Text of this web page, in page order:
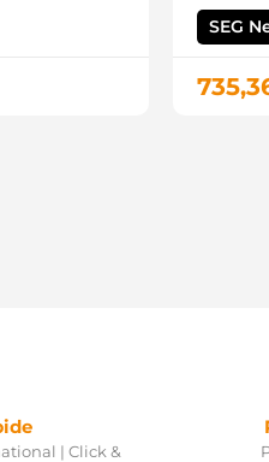
SEG
| Click &